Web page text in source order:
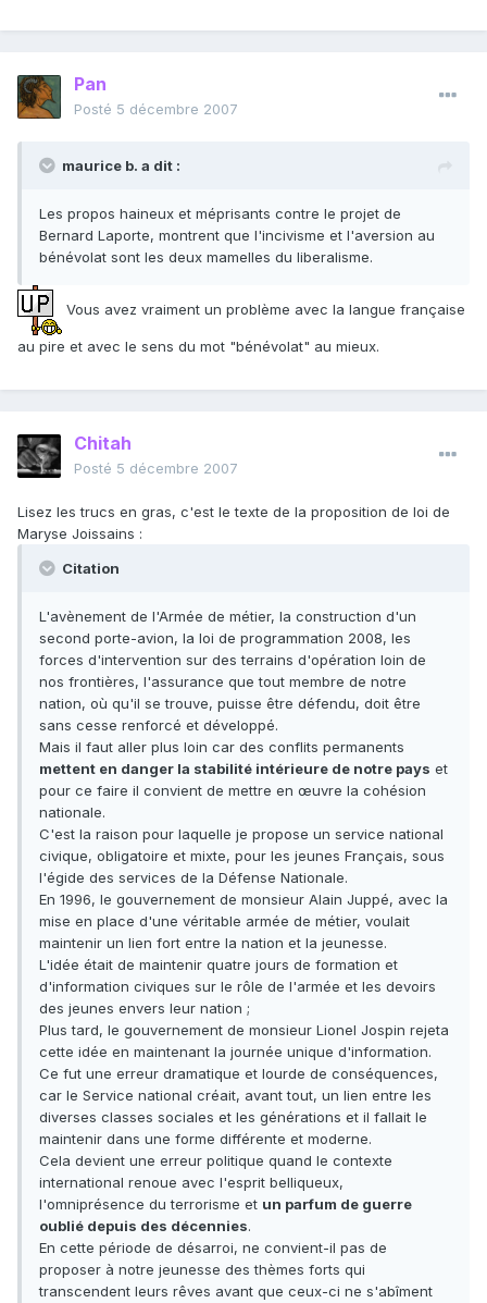
Pan
Posté 5 décembre 2007
maurice b. a dit :
Les propos haineux et méprisants contre le projet de
Bernard Laporte, montrent que l'incivisme et l'aversion au
bénévolat sont les deux mamelles du liberalisme.
Vous avez vraiment un problème avec la langue française
au pire et avec le sens du mot "bénévolat" au mieux.
Chitah
Posté 5 décembre 2007
Lisez les trucs en gras, c'est le texte de la proposition de loi de
Maryse Joissains :
Citation
L'avènement de l'Armée de métier, la construction d'un
second porte-avion, la loi de programmation 2008, les
forces d'intervention sur des terrains d'opération loin de
nos frontières, l'assurance que tout membre de notre
nation, où qu'il se trouve, puisse être défendu, doit être
sans cesse renforcé et développé.
Mais il faut aller plus loin car des conflits permanents
mettent en danger la stabilité intérieure de notre pays et
pour ce faire il convient de mettre en œuvre la cohésion
nationale.
C'est la raison pour laquelle je propose un service national
civique, obligatoire et mixte, pour les jeunes Français, sous
l'égide des services de la Défense Nationale.
En 1996, le gouvernement de monsieur Alain Juppé, avec la
mise en place d'une véritable armée de métier, voulait
maintenir un lien fort entre la nation et la jeunesse.
L'idée était de maintenir quatre jours de formation et
d'information civiques sur le rôle de l'armée et les devoirs
des jeunes envers leur nation ;
Plus tard, le gouvernement de monsieur Lionel Jospin rejeta
cette idée en maintenant la journée unique d'information.
Ce fut une erreur dramatique et lourde de conséquences,
car le Service national créait, avant tout, un lien entre les
diverses classes sociales et les générations et il fallait le
maintenir dans une forme différente et moderne.
Cela devient une erreur politique quand le contexte
international renoue avec l'esprit belliqueux,
l'omniprésence du terrorisme et un parfum de guerre
oublié depuis des décennies.
En cette période de désarroi, ne convient-il pas de
proposer à notre jeunesse des thèmes forts qui
transcendent leurs rêves avant que ceux-ci ne s'abîment